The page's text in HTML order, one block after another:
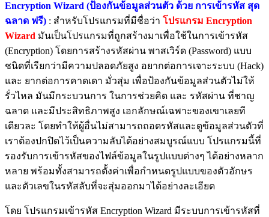
Encryption Wizard (ป้องกันข้อมูลส่วนตัว ด้วย การเข้ารหัส สุด
ฉลาด ฟรี) : สำหรับโปรแกรมที่มีชื่อว่า โปรแกรม Encryption
Wizard มันเป็นโปรแกรมที่ถูกสร้างมาเพื่อใช้ในการเข้ารหัส
(Encryption) โดยการสร้างรหัสผ่าน พาสเวิร์ด (Password) แบบ
ชนิดที่เรียกว่ามีความปลอดภัยสูง อยากต่อการเจาะระบบ (Hack)
และ ยากต่อการคาดเดา มั่วสุ่ม เพื่อป้องกันข้อมูลส่วนตัวไม่ให้
รั่วไหล มันมีกระบวนการ ในการช่วยคิด และ รหัสผ่าน ที่ชาญ
ฉลาด และมีประสิทธิภาพสูง เอกลักษณ์เฉพาะของเขาเลยที
เดียวละ โดยทำให้ผู้อื่นไม่สามารถถอดรหัสและดูข้อมูลส่วนตัวที่
เราต้องปกปิดไว้เป็นความลับได้อย่างสมบูรณ์แบบ โปรแกรมนี้ที่
รองรับการเข้ารหัสของไฟล์ข้อมูลในรูปแบบต่างๆ ได้อย่างหลาก
หลาย พร้อมทั้งสามารถตั้งค่าเพื่อกำหนดรูปแบบของตัวอักษร
และตัวเลขในรหัสลับที่จะสุ่มออกมาได้อย่างละเอียด
โดย โปรแกรมเข้ารหัส Encryption Wizard มีระบบการเข้ารหัสที่